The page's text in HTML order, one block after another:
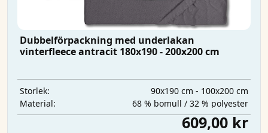
Dubbelförpackning med underlakan
vinterfleece antracit 180x190 - 200x200 cm
Storlek:
90x190 cm - 100x200 cm
Material:
68 % bomull / 32 % polyester
609,00 kr